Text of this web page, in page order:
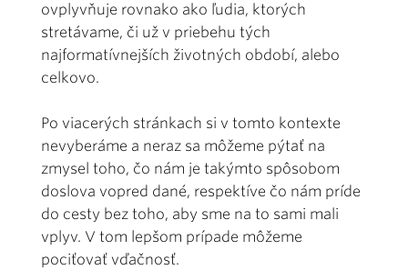
ovplyvňuje rovnako ako ľudia, ktorých
stretávame, či už v priebehu tých
najformatívnejších životných období, alebo
celkovo.
Po viacerých stránkach si v tomto kontexte
nevyberáme a neraz sa môžeme pýtať na
zmysel toho, čo nám je takýmto spôsobom
doslova vopred dané, respektíve čo nám príde
do cesty bez toho, aby sme na to sami mali
vplyv. V tom lepšom prípade môžeme
pociťovať vďačnosť.